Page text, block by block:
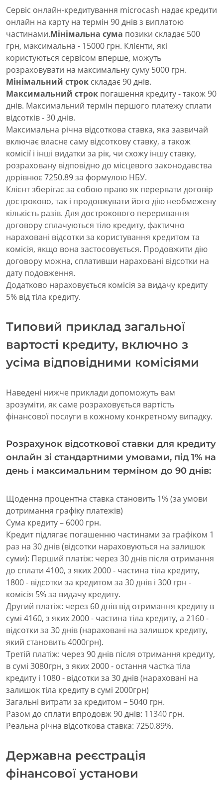
Сервіс онлайн-кредитування microcash надає кредити
онлайн на карту на термін 90 днів з виплатою
частинами.Мінімальна сума позики складає 500
грн, максимальна - 15000 грн. Клієнти, які
користуються сервісом вперше, можуть
розраховувати на максимальну суму 5000 грн.
Мінімальний строк складає 90 днів.
Максимальний строк погашення кредиту - також 90
днів. Максимальний термін першого платежу сплати
відсотків - 30 днів.
Максимальна річна відсоткова ставка, яка зазвичай
включає власне саму відсоткову ставку, а також
комісії і інші видатки за рік, чи схожу іншу ставку,
розраховану відповідно до місцевого законодавства
дорівнює 7250.89 за формулою НБУ.
Клієнт зберігає за собою право як перервати договір
достроково, так і продовжувати його дію необмежену
кількість разів. Для дострокового переривання
договору сплачуються тіло кредиту, фактично
нараховані відсотки за користування кредитом та
комісія, якщо вона застосовується. Продовжити дію
договору можна, сплативши нараховані відсотки на
дату подовження.
Додатково нараховується комісія за видачу кредиту
5% від тіла кредиту.
Типовий приклад загальної
вартості кредиту, включно з
усіма відповідними комісіями
Наведені нижче приклади допоможуть вам
зрозуміти, як саме розраховується вартість
фінансової послуги в кожному конкретному випадку.
Розрахунок відсоткової ставки для кредиту
онлайн зі стандартними умовами, під 1% на
день і максимальним терміном до 90 днів:
Щоденна процентна ставка становить 1% (за умови
дотримання графіку платежів)
Сума кредиту – 6000 грн.
Кредит підлягає погашенню частинами за графіком 1
раз на 30 днів (відсотки нараховуються на залишок
суми): Перший платіж: через 30 днів після отримання
до сплати 4100, з яких 2000 - частина тіла кредиту,
1800 - відсотки за кредитом за 30 днів і 300 грн -
комісія 5% за видачу кредиту.
Другий платіж: через 60 днів від отримання кредиту в
сумі 4160, з яких 2000 - частина тіла кредиту, а 2160 -
відсотки за 30 днів (нараховані на залишок кредиту,
який становить 4000грн).
Третій платіж: через 90 днів після отримання кредиту,
в сумі 3080грн, з яких 2000 - остання частка тіла
кредиту і 1080 - відсотки за 30 днів (нараховані на
залишок тіла кредиту в сумі 2000грн)
Загальні витрати за кредитом – 5040 грн.
Разом до сплати впродовж 90 днів: 11340 грн.
Реальна річна відсоткова ставка: 7250.89%.
Державна реєстрація
фінансової установи